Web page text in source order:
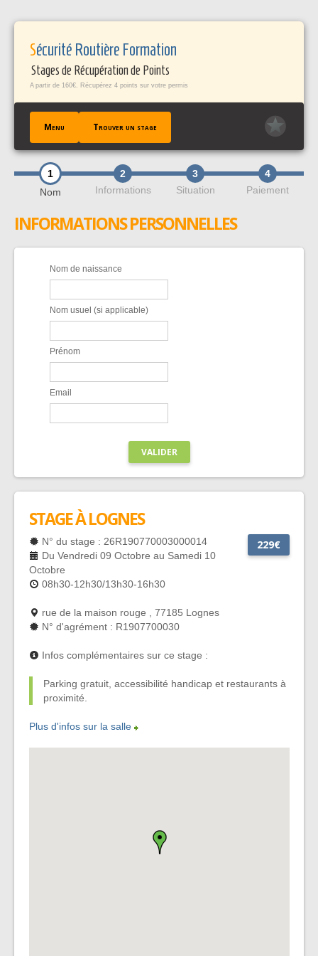
Sécurité Routière Formation
Stages de Récupération de Points
A partir de 160€. Récupérez 4 points sur votre permis
Menu Trouver un stage
ACCUEIL
TROUVER UN STAGE
TÉMOIGNAGES / FAQ
PROFESSIONNELS PÀP
1
Nom
2
Informations
3
Situation
4
Paiement
INFORMATIONS PERSONNELLES
Nom de naissance
Nom usuel (si applicable)
Prénom
Email
VALIDER
STAGE À LOGNES
229€
N° du stage : 26R190770003000014
Du Vendredi 09 Octobre au Samedi 10
Octobre
08h30-12h30/13h30-16h30
rue de la maison rouge , 77185 Lognes
N° d'agrément : R1907700030
Infos complémentaires sur ce stage :
Parking gratuit, accessibilité handicap et restaurants à
proximité.
Plus d'infos sur la salle